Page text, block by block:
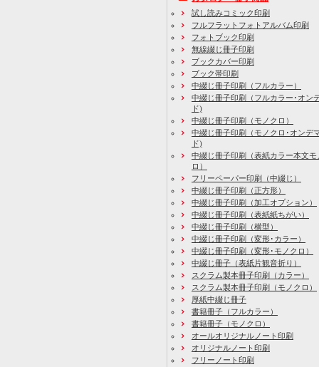
試し読みコミック印刷
フルフラットフォトアルバム印刷
フォトブック印刷
無線綴じ冊子印刷
ブックカバー印刷
ブック帯印刷
中綴じ冊子印刷（フルカラー）
中綴じ冊子印刷（フルカラー･オン
ド)
中綴じ冊子印刷（モノクロ）
中綴じ冊子印刷（モノクロ･オンデ
ド)
中綴じ冊子印刷（表紙カラー本文モ
ロ）
フリーペーパー印刷
（中綴じ）
中綴じ冊子印刷
（正方形）
中綴じ冊子印刷
（加工オプション）
中綴じ冊子印刷
（表紙紙ちがい）
中綴じ冊子印刷
（横型）
中綴じ冊子印刷
（変形･カラー）
中綴じ冊子印刷
（変形･モノクロ）
中綴じ冊子（表紙片観音折り）
スクラム製本冊子印刷
（カラー）
スクラム製本冊子印刷
（モノクロ）
厚紙中綴じ冊子
書籍冊子 （フルカラー）
書籍冊子 （モノクロ）
オールオリジナルノート印刷
オリジナルノート印刷
フリーノート印刷